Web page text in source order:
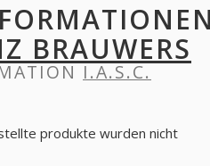
BRAUWERS
I.A.S.C.
produkte wurden nicht